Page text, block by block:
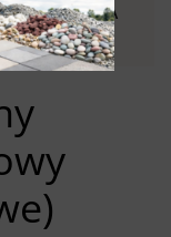
BRUKOWA